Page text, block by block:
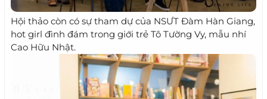
Hội thảo còn có sự tham dự của NSƯT Đàm Hàn Giang,
hot girl đình đám trong giới trẻ Tô Tường Vy, mẫu nhí
Cao Hữu Nhật.